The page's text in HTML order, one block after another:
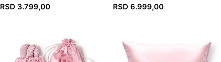
RSD 3.799,00 RSD 6.999,00